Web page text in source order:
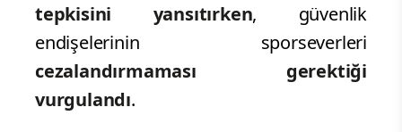
tepkisini yansıtırken, güvenlik
endişelerinin sporseverleri
cezalandırmaması gerektiği
vurgulandı.